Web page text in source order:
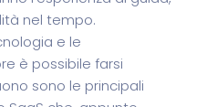
nel tempo.
e le
è possibile farsi
sono le principali